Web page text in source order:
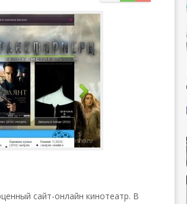
сайт-онлайн кинотеатр. В